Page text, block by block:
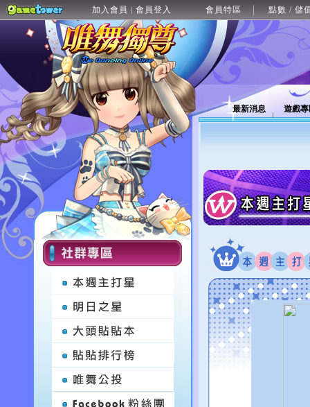
加入會員 | 會員登入 會員特區 點數 / 儲
最新消息 遊戲